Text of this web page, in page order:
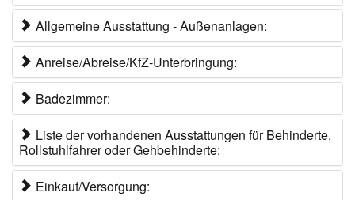
Allgemeine Ausstattung - Außenanlagen:
Anreise/Abreise/KfZ-Unterbringung:
Badezimmer:
Liste der vorhandenen Ausstattungen für Behinderte,
Rollstuhlfahrer oder Gehbehinderte:
Einkauf/Versorgung: